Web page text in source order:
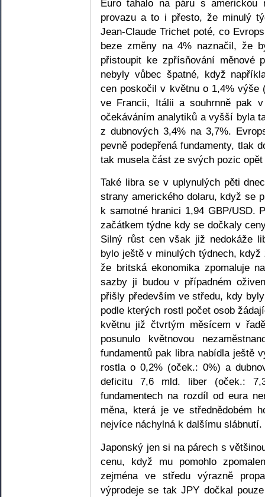
Euro tahalo na páru s
provazu a to i přesto, že minulý
Jean-Claude Trichet poté, co
beze změny na 4% naznačil, že
přistoupit ke zpřísňování měnové
nebyly vůbec špatné, když
cen poskočil v květnu o 1,4% výše
ve Francii, Itálii a souhrnně pak
očekáváním analytiků a vyšší byla
z dubnových 3,4% na 3,7%.
pevně podepřená fundamenty, tlak
tak musela část ze svých pozic opět
Také libra se v uplynulých pěti
strany amerického dolaru, když se
k samotné hranici 1,94 GBP/USD.
začátkem týdne kdy se dočkaly
Silný růst cen však již nedokáže
bylo ještě v minulých týdnech,
že britská ekonomika zpomaluje
sazby ji budou v případném
přišly především ve středu, kdy
podle kterých rostl počet osob
květnu již čtvrtým měsícem v
posunulo květnovou
fundamentů pak libra nabídla ještě
rostla o 0,2% (oček.: 0%) a
deficitu 7,6 mld. liber (oček.:
fundamentech na rozdíl od eura
měna, která je ve střednědobém
nejvíce náchylná k dalšímu slábnutí.
Japonský jen si na párech s
cenu, když mu pomohlo
zejména ve středu výrazně
výprodeje se tak JPY dočkal